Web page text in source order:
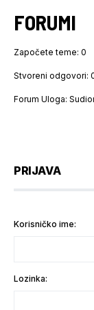
FORUMI
Započete teme: 0
Stvoreni odgovori:
Forum Uloga:
PRIJAVA
Korisničko ime:
Lozinka: